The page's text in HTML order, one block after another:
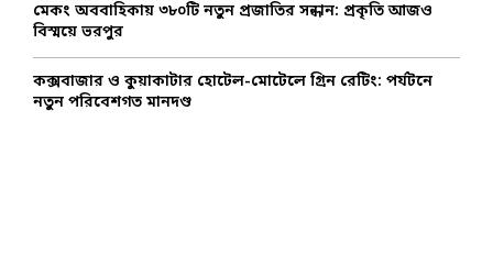
মেকং অববাহিকায় ৩৮০টি নতুন প্রজাতির সন্ধান: প্রকৃতি আজও
বিস্ময়ে ভরপুর
কক্সবাজার ও কুয়াকাটার হোটেল-মোটেলে গ্রিন রেটিং: পর্যটনে
নতুন পরিবেশগত মানদণ্ড